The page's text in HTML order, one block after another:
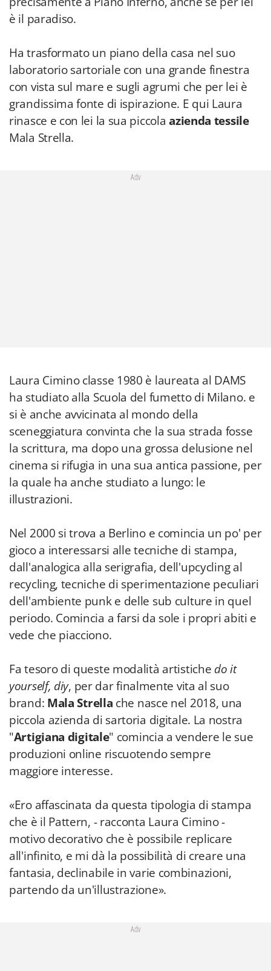
è il paradiso.
Ha trasformato un piano della casa nel suo
laboratorio sartoriale con una grande finestra
con vista sul mare e sugli agrumi che per lei è
grandissima fonte di ispirazione. E qui Laura
rinasce e con lei la sua piccola azienda tessile
Mala Strella.
Adv
Laura Cimino classe 1980 è laureata al DAMS
ha studiato alla Scuola del fumetto di Milano. e
si è anche avvicinata al mondo della
sceneggiatura convinta che la sua strada fosse
la scrittura, ma dopo una grossa delusione nel
cinema si rifugia in una sua antica passione, per
la quale ha anche studiato a lungo: le
illustrazioni.
Nel 2000 si trova a Berlino e comincia un po' per
gioco a interessarsi alle tecniche di stampa,
dall'analogica alla serigrafia, dell'upcycling al
recycling, tecniche di sperimentazione peculiari
dell'ambiente punk e delle sub culture in quel
periodo. Comincia a farsi da sole i propri abiti e
vede che piacciono.
Fa tesoro di queste modalità artistiche do it
yourself, diy, per dar finalmente vita al suo
brand: Mala Strella che nasce nel 2018, una
piccola azienda di sartoria digitale. La nostra
"Artigiana digitale" comincia a vendere le sue
produzioni online riscuotendo sempre
maggiore interesse.
«Ero affascinata da questa tipologia di stampa
che è il Pattern, - racconta Laura Cimino -
motivo decorativo che è possibile replicare
all'infinito, e mi dà la possibilità di creare una
fantasia, declinabile in varie combinazioni,
partendo da un'illustrazione».
Adv